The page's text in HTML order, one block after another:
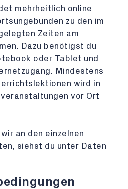
mehrheitlich online
zu den im
Zeiten am
Dazu benötigst du
oder Tablet und
Mindestens
wird in
vor Ort
an den einzelnen
siehst du unter Daten